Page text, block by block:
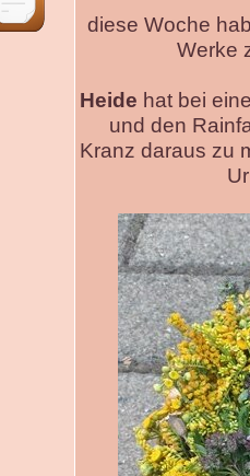
diese Woche
Werke
Heide hat bei
und den
Kranz daraus zu